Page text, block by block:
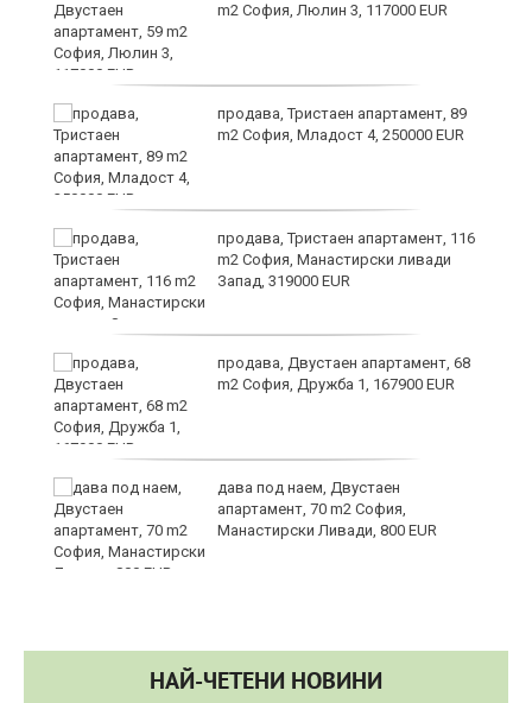
m2 София, Люлин 3, 117000 EUR
продава, Тристаен апартамент, 89
m2 София, Младост 4, 250000 EUR
продава, Тристаен апартамент, 116
m2 София, Манастирски ливади
Запад, 319000 EUR
продава, Двустаен апартамент, 68
m2 София, Дружба 1, 167900 EUR
дава под наем, Двустаен
апартамент, 70 m2 София,
Манастирски Ливади, 800 EUR
НАЙ-ЧЕТЕНИ НОВИНИ